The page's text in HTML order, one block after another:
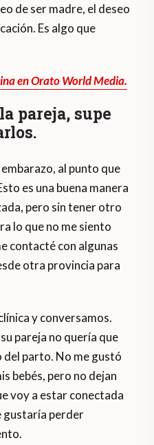
de ser madre, el deseo
Es algo que
en Orato World Media.
pareja, supe
al punto que
es una buena manera
pero sin tener otro
lo que no me siento
contacté con algunas
otra provincia para
y conversamos.
pareja no quería que
parto. No me gustó
bebés, pero no dejan
voy a estar conectada
gustaría perder